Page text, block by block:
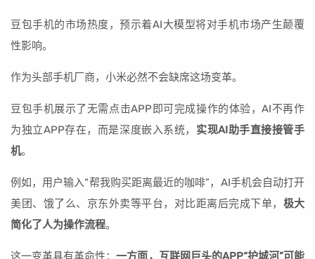
豆包手机的市场热度，预示着AI大模型将对手机市场产生颠覆
性影响。
作为头部手机厂商，小米必然不会缺席这场变革。
豆包手机展示了无需点击APP即可完成操作的体验，AI不再作
为独立APP存在，而是深度嵌入系统， 实现AI助手直接接管手
机。
例如，用户输入“帮我购买距离最近的咖啡”，AI手机会自动打开
美团、饿了么、京东外卖等平台，对比距离后完成下单， 极大
简化了人为操作流程。
这一变革具有革命性：一方面，互联网巨头的APP“护城河”可能